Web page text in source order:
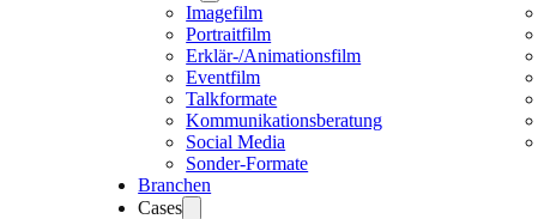
Imagefilm
Portraitfilm
Erklär-/Animationsfilm
Eventfilm
Talkformate
Kommunikationsberatung
Social Media
Sonder-Formate
Branchen
Cases